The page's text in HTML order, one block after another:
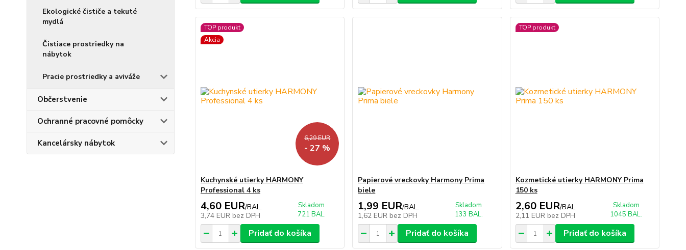
Ekologické čističe a tekuté
mydlá
Čistiace prostriedky na
nábytok
Pracie prostriedky a aviváže
Občerstvenie
Ochranné pracovné pomôcky
Kancelársky nábytok
TOP produkt
Akcia
6,29 EUR
- 27 %
Kuchynské utierky HARMONY
Professional 4 ks
4,60 EUR/BAL.
3,74 EUR bez DPH
Skladom
721 BAL.
Pridať do košíka
Papierové vreckovky Harmony Prima
biele
1,99 EUR/BAL.
1,62 EUR bez DPH
Skladom
133 BAL.
Pridať do košíka
TOP produkt
Kozmetické utierky HARMONY Prima
150 ks
2,60 EUR/BAL.
2,11 EUR bez DPH
Skladom
1045 BAL.
Pridať do košíka